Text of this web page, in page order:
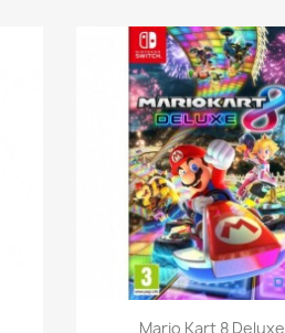
Aperçu rapide
Mario Kart 8 Deluxe